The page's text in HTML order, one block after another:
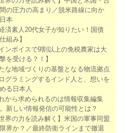
の圧力の高まり／脱米路線に向か
本
経済素人20代女子が知りたい！国債
組み】
インボイスで9割以上の免税農家は大
を受ける？！】
な地域づくりの基盤となる物流拠点
グラミングするインド人と、想いを
る日本人
から求められるのは情報収集編集
新しい情報発信の可能性とは？
世界の力を読み解く】米国の軍事同盟
界か？／最終防衛ラインまで撤退